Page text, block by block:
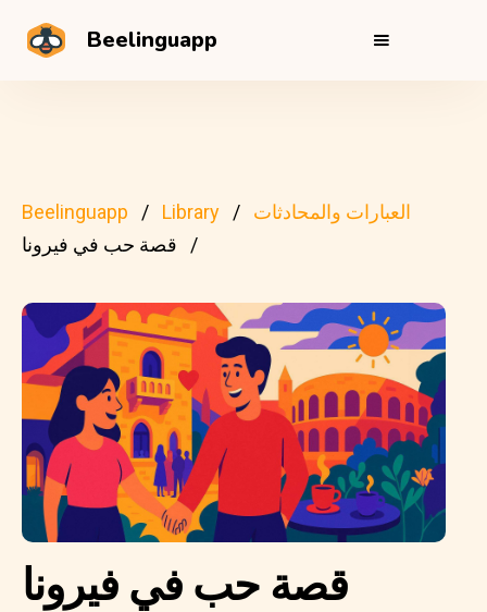
Beelinguapp
Beelinguapp Library
العبارات والمحادثات
قصة حب في فيرونا
قصة حب في فيرونا